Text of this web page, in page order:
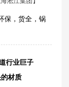
保 ， 货全 ， 锅
行业巨子
材质